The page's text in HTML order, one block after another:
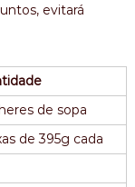
evitará
de sopa
de 395g cada